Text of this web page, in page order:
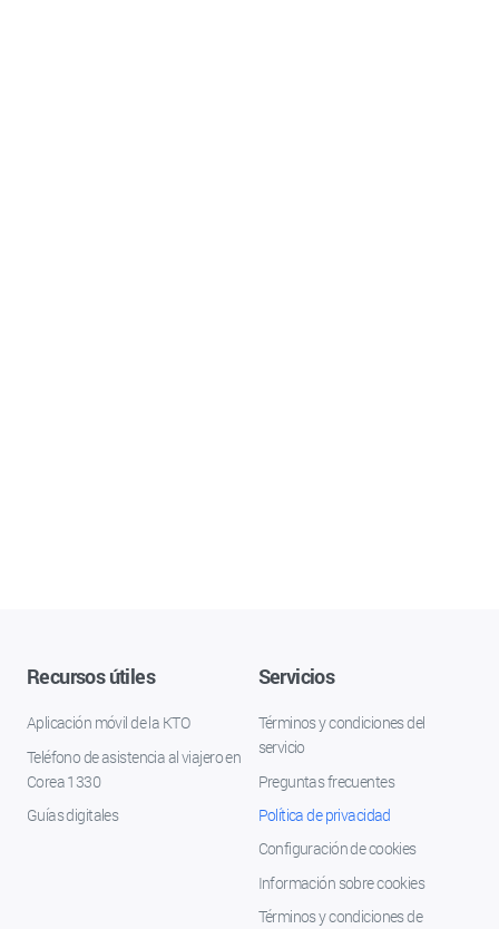
Recursos útiles
Aplicación móvil de la KTO
Teléfono de asistencia al viajero en
Corea 1330
Guías digitales
Servicios
Términos y condiciones del
servicio
Preguntas frecuentes
Política de privacidad
Configuración de cookies
Información sobre cookies
Términos y condiciones de